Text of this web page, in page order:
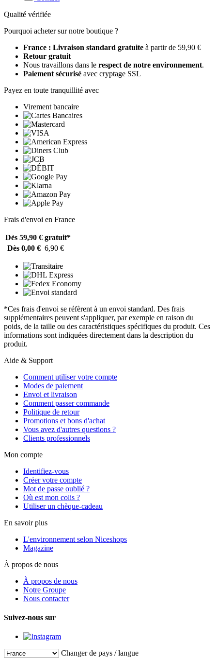
Qualité vérifiée
Pourquoi acheter sur notre boutique ?
France : Livraison standard gratuite à partir de 59,90 €
Retour gratuit
Nous travaillons dans le respect de notre environnement.
Paiement sécurisé avec cryptage SSL
Payez en toute tranquillité avec
Virement bancaire
Frais d'envoi en France
Dès 59,90 € gratuit*
Dès 0,00 € 6,90 €
*Ces frais d'envoi se réfèrent à un envoi standard. Des frais
supplémentaires peuvent s'appliquer, par exemple en raison du
poids, de la taille ou des caractéristiques spécifiques du produit. Ces
informations sont indiquées directement dans la description du
produit.
Aide & Support
Comment utiliser votre compte
Modes de paiement
Envoi et livraison
Comment passer commande
Politique de retour
Promotions et bons d'achat
Vous avez d'autres questions ?
Clients professionnels
Mon compte
Identifiez-vous
Créer votre compte
Mot de passe oublié ?
Où est mon colis ?
Utiliser un chèque-cadeau
En savoir plus
L'environnement selon Niceshops
Magazine
À propos de nous
À propos de nous
Notre Groupe
Nous contacter
Suivez-nous sur
Changer de pays / langue